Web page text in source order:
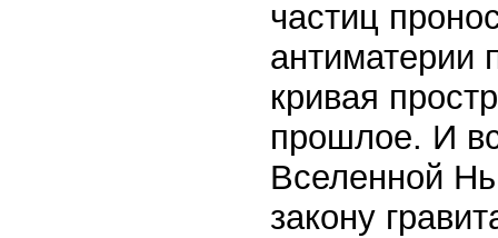
частиц
антиматерии
кривая
прошлое. И
Вселенной
закону